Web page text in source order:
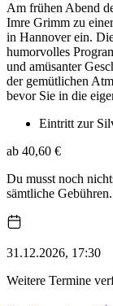
Am frühen Abend
Imre Grimm zu
in Hannover ein.
humorvolles
und amüsanter
der gemütlichen
bevor Sie in die
Eintritt zur
ab 40,60 €
Du musst noch
sämtliche Gebühren.
31.12.2026, 17:30
Weitere Termine